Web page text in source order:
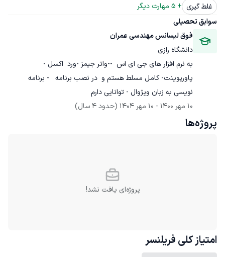
غلط گیری +
5 مهارت دیگر
سوابق تحصیلی
فوق لیسانس مهندسی عمران
دانشگاه رازی
به نرم افزار های جی ای اس  --واتر جیمز -ورد  اکسل -
پاورپوینت- کامل مسلط هستم و  در نصب برنامه   - برنامه
نویسی به زبان ویژوال - توانایی دارم
10 مهر 1400
- 10 مهر 1404 (حدود 4 سال)
پروژه‌ها
پروژه‌ای یافت نشد!
امتیاز کلی فریلنسر